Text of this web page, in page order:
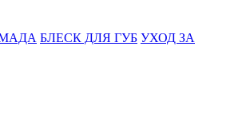
БЛЕСК ДЛЯ ГУБ УХОД ЗА